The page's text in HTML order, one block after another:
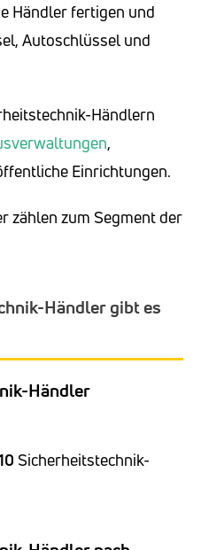
Händler fertigen und
Autoschlüssel und
Händlern
,
Einrichtungen.
zählen zum Segment der
Händler gibt es
Händler
Sicherheitstechnik-